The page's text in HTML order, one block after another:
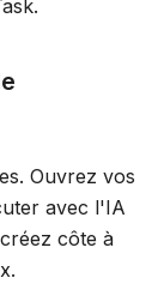
Ouvrez vos
avec l'IA
côte à